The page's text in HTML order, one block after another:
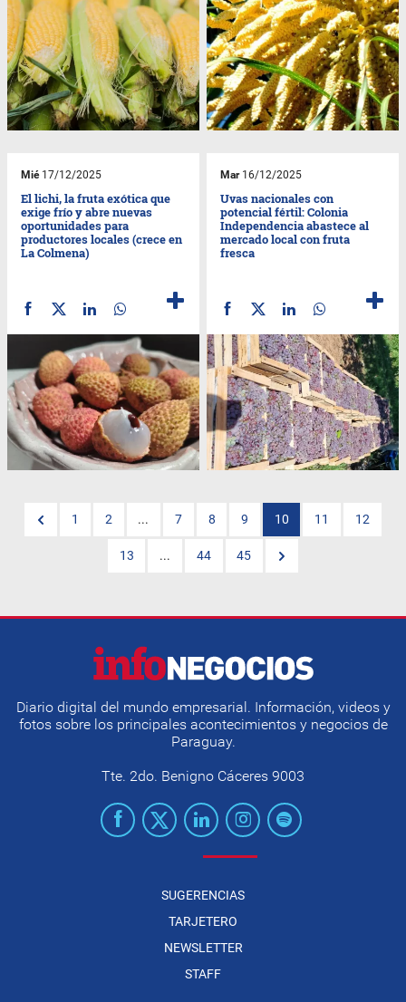
Mié17/12/2025
El lichi, la fruta exótica que
exige frío y abre nuevas
oportunidades para
productores locales (crece en
La Colmena)
Mar16/12/2025
Uvas nacionales con
potencial fértil: Colonia
Independencia abastece al
mercado local con fruta
fresca
1 2 ... 7 8 9 10 11 12
13 ... 44 45
Diario digital del mundo empresarial. Información, videos y
fotos sobre los principales acontecimientos y negocios de
Paraguay.
Tte. 2do. Benigno Cáceres 9003
SUGERENCIAS
TARJETERO
NEWSLETTER
STAFF